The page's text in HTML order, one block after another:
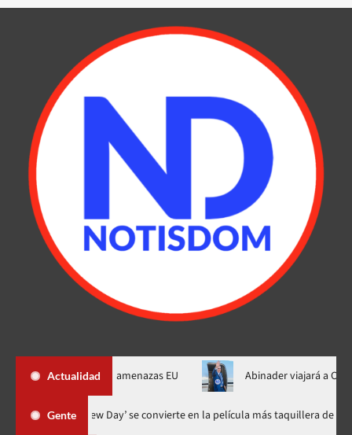
Actualidad
al fin de amenazas EU Abinader viajará a Colombia a
Gente
‘Spider-Man: Brand New Day’ se convierte en la película más